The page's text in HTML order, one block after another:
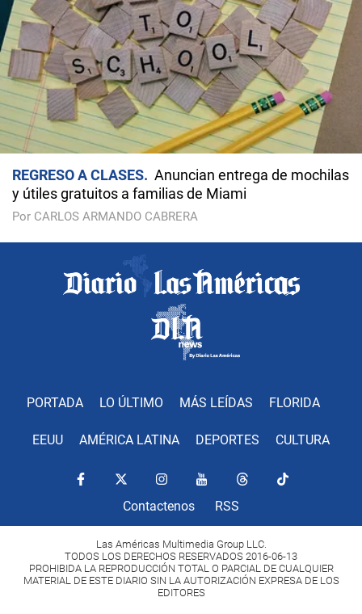
REGRESO A CLASES
Anuncian entrega de mochilas
y útiles gratuitos a familias de Miami
Por CARLOS ARMANDO CABRERA
PORTADA LO ÚLTIMO MÁS LEÍDAS FLORIDA
EEUU AMÉRICA LATINA DEPORTES CULTURA
Contactenos RSS
Las Américas Multimedia Group LLC.
TODOS LOS DERECHOS RESERVADOS 2016-06-13
PROHIBIDA LA REPRODUCCIÓN TOTAL O PARCIAL DE CUALQUIER
MATERIAL DE ESTE DIARIO SIN LA AUTORIZACIÓN EXPRESA DE LOS
EDITORES